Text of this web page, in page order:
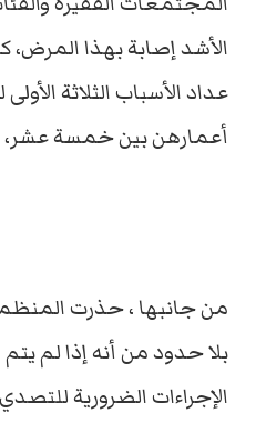
الأشد إصابة بهذا
عداد الأسباب الثلاثة الأولى
أعمارهن بين خمسة عشر،
من جانبها ، حذرت
بلا حدود من أنه إذا لم يتم
الإجراءات الضرورية